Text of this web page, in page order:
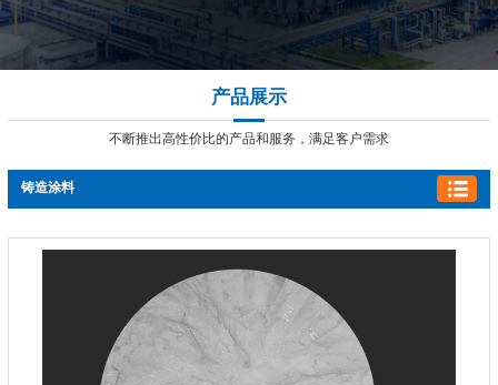
产品展示
不断推出高性价比的产品和服务，满足客户需求
铸造涂料